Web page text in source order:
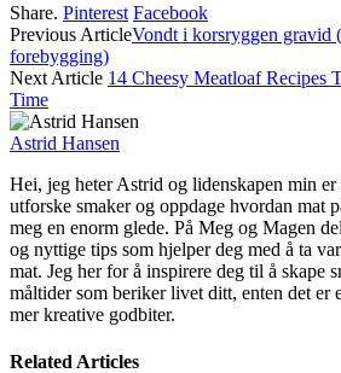
Share. Pinterest Facebook
Previous ArticleVondt i korsryggen gravid
forebygging)
Next Article 14 Cheesy Meatloaf Recipes
Time
Astrid Hansen
Hei, jeg heter Astrid og lidenskapen min
utforske smaker og oppdage hvordan mat
meg en enorm glede. På Meg og Magen
og nyttige tips som hjelper deg med å ta
mat. Jeg her for å inspirere deg til å skape
måltider som beriker livet ditt, enten det er
mer kreative godbiter.
Related Articles